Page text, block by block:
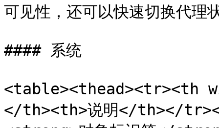
可见性，还可以快速切换代理
#### 系统
<table><thead><tr><th
</th><th>说明</th></